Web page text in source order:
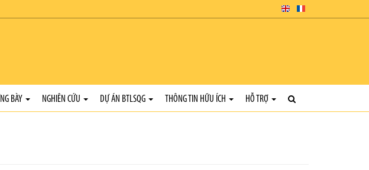
BÀY NGHIÊN CỨU DỰ ÁN BTLSQG THÔNG TIN HỮU ÍCH HỖ TRỢ